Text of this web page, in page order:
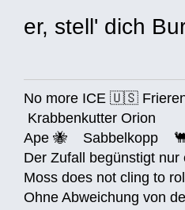
er, stell' dich
No more ICE 🇺🇸
Krabbenkutter Orion
Ape 🐝 Sabbelkopp
Der Zufall begünstigt
Moss does not cling to
Ohne Abweichung von